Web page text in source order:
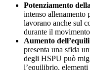
Potenziamento
intenso
lavorano anche sul
durante il
Aumento
presenta una sfida
degli HSPU può
l’equilibrio,